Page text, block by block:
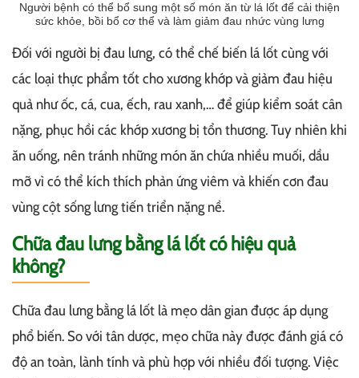
Người bệnh có thể bổ sung một số món ăn từ lá lốt để cải thiện
sức khỏe, bồi bổ cơ thể và làm giảm đau nhức vùng lưng
Đối với người bị đau lưng, có thể chế biến lá lốt cùng với
các loại thực phẩm tốt cho xương khớp và giảm đau hiệu
quả như ốc, cá, cua, ếch, rau xanh,… để giúp kiểm soát cân
nặng, phục hồi các khớp xương bị tổn thương. Tuy nhiên khi
ăn uống, nên tránh những món ăn chứa nhiều muối, dầu
mỡ vì có thể kích thích phản ứng viêm và khiến cơn đau
vùng cột sống lưng tiến triển nặng nề.
Chữa đau lưng bằng lá lốt có hiệu quả
không?
Chữa đau lưng bằng lá lốt là mẹo dân gian được áp dụng
phổ biến. So với tân dược, mẹo chữa này được đánh giá có
độ an toàn, lành tính và phù hợp với nhiều đối tượng. Việc